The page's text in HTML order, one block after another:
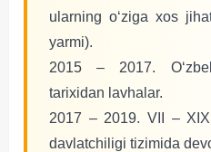
ularning oʻziga xos
yarmi).
2015 ‒ 2017.
tarixidan lavhalar.
2017 ‒ 2019. VII ‒
davlatchiligi tizimida